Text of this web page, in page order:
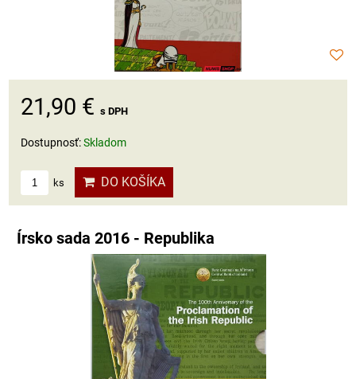
21,90 € s DPH
Dostupnosť:Skladom
ks DO KOŠÍKA
Írsko sada 2016 - Republika